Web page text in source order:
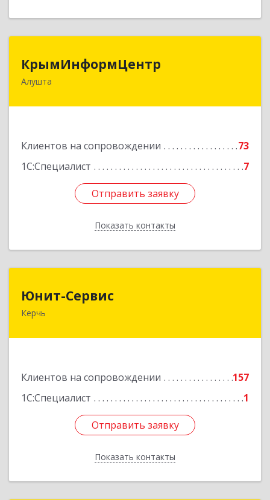
КрымИнформЦентр
Алушта
Клиентов на сопровождении
73
1С:Специалист
7
Отправить заявку
Показать контакты
298500, Крым Респ, Алушта г, Горького ул, дом
Отправить заявку
Назад
Юнит-Сервис
Керчь
Клиентов на сопровождении
157
1С:Специалист
1
Отправить заявку
Показать контакты
298300, Крым Респ, Керчь г, Кооперативный
Отправить заявку
Назад